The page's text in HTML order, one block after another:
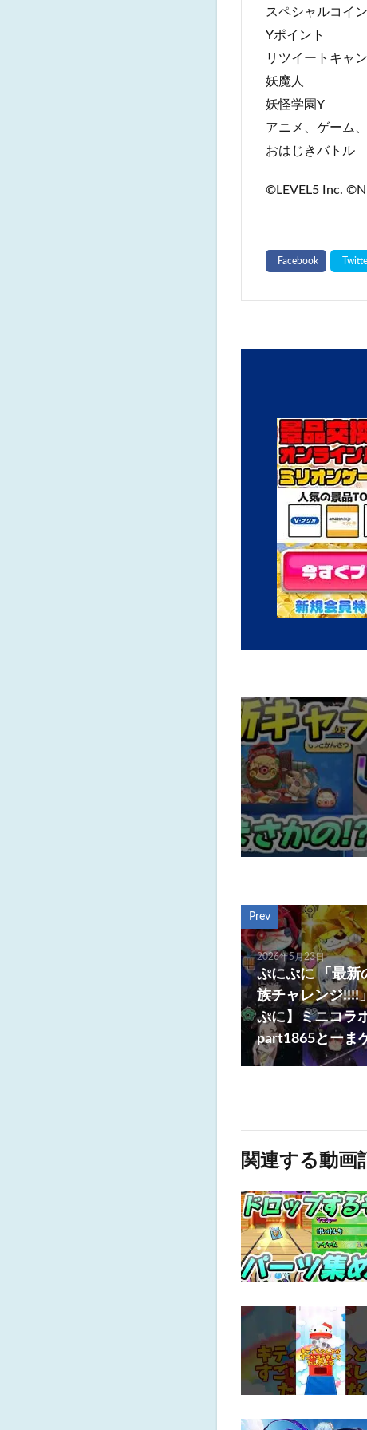
スペシャルコイ
Yポイント
リツイートキャ
妖魔人
妖怪学園Y
アニメ、ゲーム
おはじきバトル
©LEVEL5 Inc.
Prev
2026年5月23日
ぷにぷに 「最新
族チャレンジ!!!!
ぷに】ミニコラ
part1865とーま
関連する動画